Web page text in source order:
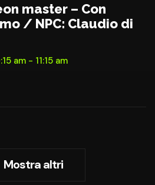
master – Con
/ NPC: Claudio di
am - 11:15 am
Mostra altri